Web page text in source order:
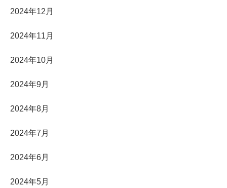
2024年12月
2024年11月
2024年10月
2024年9月
2024年8月
2024年7月
2024年6月
2024年5月